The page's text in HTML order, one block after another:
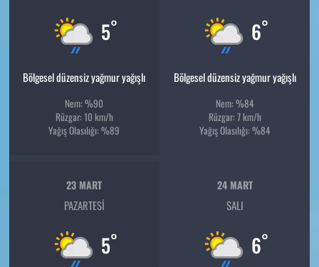
5°
Bölgesel düzensiz yağmur yağışlı
Nem: %90
Rüzgar: 10 km/h
Yağış Olasılığı: %89
6°
Bölgesel düzensiz yağmur yağışlı
Nem: %84
Rüzgar: 7 km/h
Yağış Olasılığı: %84
23 MART
PAZARTESI
5°
24 MART
SALI
6°